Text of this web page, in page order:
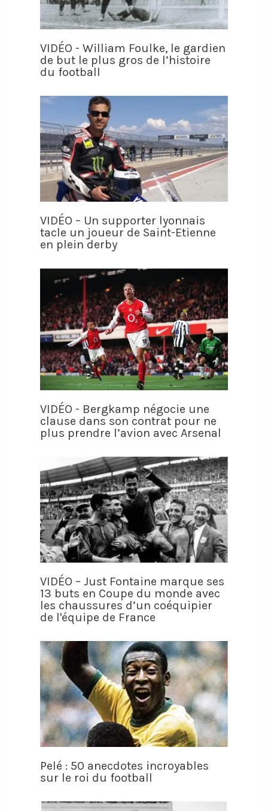
VIDÉO - William Foulke, le gardien
de but le plus gros de l’histoire
du football
VIDÉO – Un supporter lyonnais
tacle un joueur de Saint-Etienne
en plein derby
VIDÉO - Bergkamp négocie une
clause dans son contrat pour ne
plus prendre l’avion avec Arsenal
VIDÉO – Just Fontaine marque ses
13 buts en Coupe du monde avec
les chaussures d’un coéquipier
de l'équipe de France
Pelé : 50 anecdotes incroyables
sur le roi du football